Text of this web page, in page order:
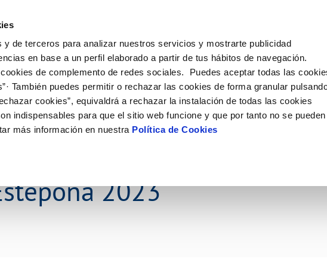
y de terceros para analizar nuestros servicios y mostrarte publicidad
en base a un perfil elaborado a partir de tus hábitos de navegación.
de complemento de redes sociales. Puedes aceptar todas las
También puedes permitir o rechazar las cookies de forma granular
cookies”, equivaldrá a rechazar la instalación de todas las cookies
indispensables para que el sitio web funcione y que por tanto no se pueden
más información en nuestra Política de Cookies
de titular
de suministro
obras
MODIFICACIÓN DE DATOS
Actualizar datos bancarios
Actualizar datos de domicilio
Tu Servicio
AL CLIENTE
contacto
y afectaciones
e impresos
COMPROMISO DE SERVICIO
Carta de compromisos
Customer Counsel (Defensa del cliente)
Tu Agua
del agua
CUIDADOS DEL AGUA
Consejos de ahorro
Medidas contra la sequía
Conócenos
DE GESTIÓN Y CERTIFICADOS
CONTRATACIÓN
Licitaciones en curso
Nuestros compromisos
2023